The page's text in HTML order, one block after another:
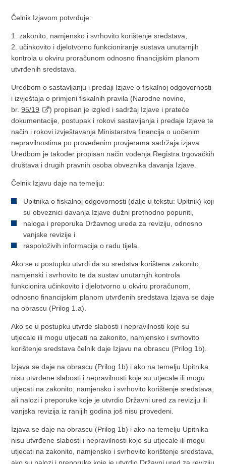
Čelnik Izjavom potvrđuje:
1. zakonito, namjensko i svrhovito korištenje sredstava,
2. učinkovito i djelotvorno funkcioniranje sustava unutarnjih
kontrola u okviru proračunom odnosno financijskim planom
utvrđenih sredstava.
Uredbom o sastavljanju i predaji Izjave o fiskalnoj odgovornosti
i izvještaja o primjeni fiskalnih pravila (Narodne novine,
br.95/19
) propisan je izgled i sadržaj Izjave i prateće
dokumentacije, postupak i rokovi sastavljanja i predaje Izjave te
način i rokovi izvještavanja Ministarstva financija o uočenim
nepravilnostima po provedenim provjerama sadržaja izjava.
Uredbom je također propisan način vođenja Registra trgovačkih
društava i drugih pravnih osoba obveznika davanja Izjave.
Čelnik Izjavu daje na temelju:
Upitnika o fiskalnoj odgovornosti (dalje u tekstu: Upitnik) koji
su obveznici davanja Izjave dužni prethodno popuniti,
naloga i preporuka Državnog ureda za reviziju, odnosno
vanjske revizije i
raspoloživih informacija o radu tijela.
Ako se u postupku utvrdi da su sredstva korištena zakonito,
namjenski i svrhovito te da sustav unutarnjih kontrola
funkcionira učinkovito i djelotvorno u okviru proračunom,
odnosno financijskim planom utvrđenih sredstava Izjava se daje
na obrascu (Prilog 1.a).
Ako se u postupku utvrde slabosti i nepravilnosti koje su
utjecale ili mogu utjecati na zakonito, namjensko i svrhovito
korištenje sredstava čelnik daje Izjavu na obrascu (Prilog 1b).
Izjava se daje na obrascu (Prilog 1b) i ako na temelju Upitnika
nisu utvrđene slabosti i nepravilnosti koje su utjecale ili mogu
utjecati na zakonito, namjensko i svrhovito korištenje sredstava,
ali nalozi i preporuke koje je utvrdio Državni ured za reviziju ili
vanjska revizija iz ranijih godina još nisu provedeni.
Izjava se daje na obrascu (Prilog 1b) i ako na temelju Upitnika
nisu utvrđene slabosti i nepravilnosti koje su utjecale ili mogu
utjecati na zakonito, namjensko i svrhovito korištenje sredstava,